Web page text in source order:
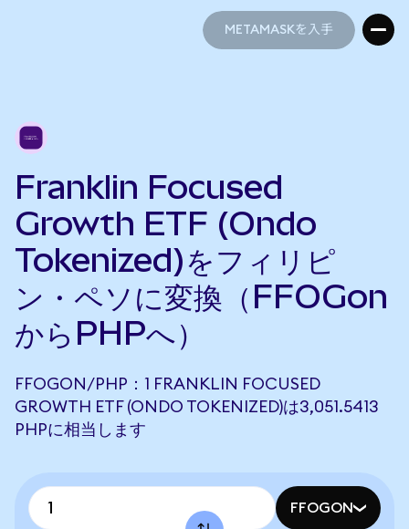
METAMASKを入手
Franklin Focused
Growth ETF (Ondo
Tokenized)をフィリピ
ン・ペソに変換（FFOGon
からPHPへ）
FFOGON/PHP：1 FRANKLIN FOCUSED
GROWTH ETF (ONDO TOKENIZED)は3,051.5413
PHPに相当します
FFOGON